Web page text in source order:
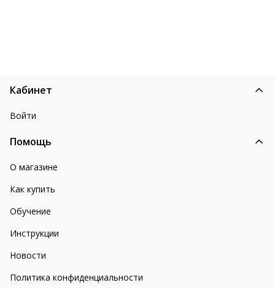
Кабинет
Войти
Помощь
О магазине
Как купить
Обучение
Инструкции
Новости
Политика конфиденциальности